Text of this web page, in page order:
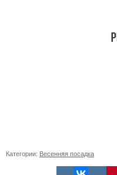
Категории: Весенняя посадка